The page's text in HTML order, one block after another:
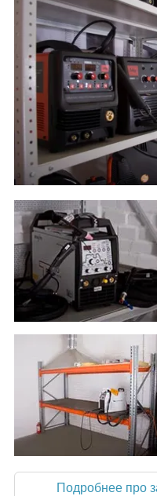
Подробнее про